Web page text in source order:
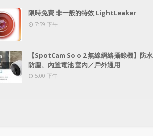
限時免費 非一般的特效 LightLeaker
7:59 下午
【SpotCam Solo 2 無線網絡攝錄機】防水
防塵、內置電池 室內／戶外通用
5:00 下午